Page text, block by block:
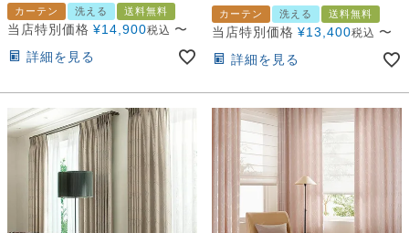
カーテン 洗える 送料無料
当店特別価格 ¥14,900税込 〜
詳細を見る
カーテン 洗える 送料無料
当店特別価格 ¥13,400税込 〜
詳細を見る